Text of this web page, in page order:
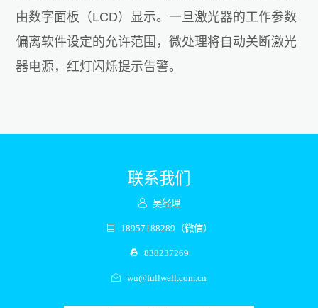
由数字面板（LCD）显示。一旦激光器的工作参数
偏离软件设定的允许范围，微处理将自动关断激光
器电源，红灯闪烁提示告警。
联系我们
吴经理
18957188289（微信）
838237269
wu@fullwell.com.cn